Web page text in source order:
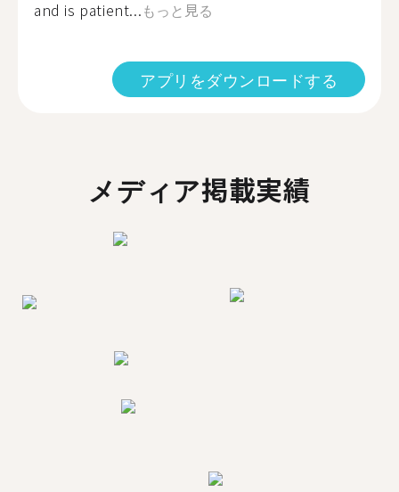
and is patient...もっと見る
アプリをダウンロードする
メディア掲載実績